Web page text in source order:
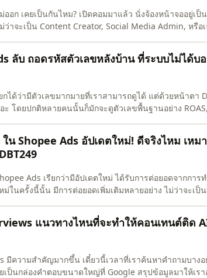
ออก เคยเป็นกันไหม? เปิดคอมมาแล้ว นั่งจ้องหน้าจออยู่เ
ว่าจะเป็น Content Creator, Social Media Admin, หรือ
อเดียเริ่มหมดเร็วกว่าปกติ ผมเองก็เคยเป็นครับ วันนี้เลยอ
ลับ ถอดรหัสตัวเลขหลังบ้าน ที่ระบบไม่ได้บ
กได้ว่ามีตัวเลขมากมายที่เราสามารถดูได้ แต่ด้วยหน้าตา
ะ โดยปกติหลายคนนั้นก็มักจะดูตัวเลขพื้นฐานอย่าง
วัด และเลือก Metric ที่เราต้องการให้แสดงโชว์ไว้ได้ แต่
น Shopee Ads อัปเดตใหม่! ดีจริงไหม เหม
Ads เรียกว่ามีอัปเดตใหม่ ได้รับการต่อยอดจากก
ม่ในครั้งนี้นั้น มีการต่อยอดเพิ่มเติมหลายอย่าง ไม่ว่าจะเป็
และบอกล่วงหน้าไว้เลยว่า ผลลัพธ์จากการใช้งานจริง แน่น
แนวทางไหนที่จะทำให้คอนเทนต์ติด
มีความสำคัญมากขึ้น เดี๋ยวนี้เวลาที่เราค้นหาคำถามบางอ
เป็นกล่องคำตอบขนาดใหญ่ที่ Google สรุปข้อมูลมาให้เร